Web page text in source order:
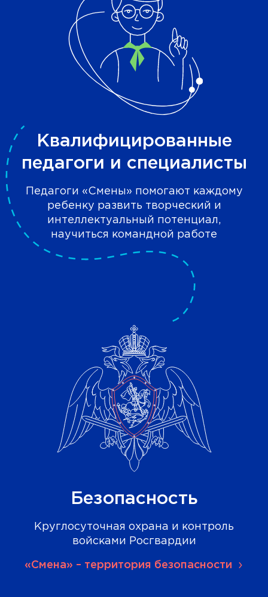
Квалифицированные
педагоги и специалисты
Педагоги «Смены» помогают каждому
ребенку развить творческий и
интеллектуальный потенциал,
научиться командной работе
Безопасность
Круглосуточная охрана и контроль
войсками Росгвардии
«Смена» – территория безопасности